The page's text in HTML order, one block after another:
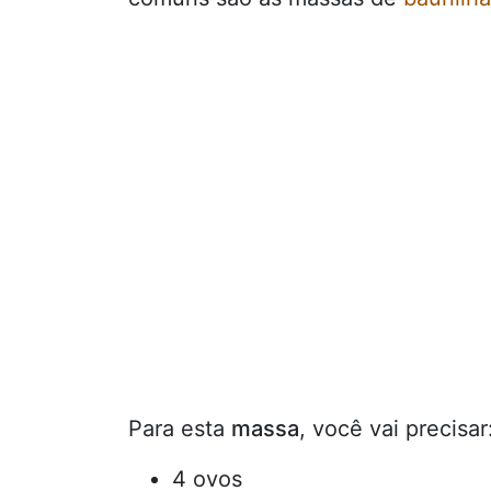
Para esta massa, você vai
4 ovos